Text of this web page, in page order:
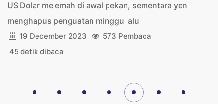
US Dolar melemah di awal pekan, sementara yen
menghapus penguatan minggu lalu
19 December 2023
573 Pembaca
45 detik dibaca